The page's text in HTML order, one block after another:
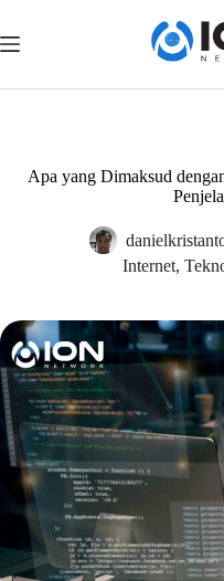
content
Apa yang Dimaksud
Internet,